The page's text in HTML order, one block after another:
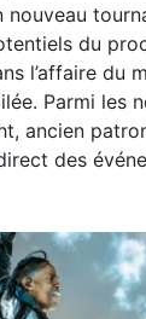
nouveau
du
l’affaire du
Parmi les
ancien
des